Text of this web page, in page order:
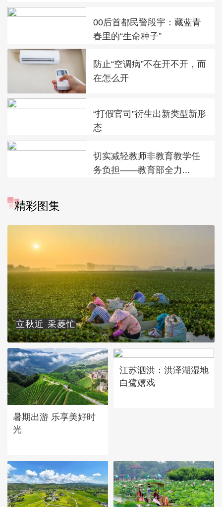
00后首都民警段宇：藏蓝青
春里的“生命种子”
防止“空调病”不在开不开，而
在怎么开
“打假官司”衍生出新类型新形
态
切实减轻教师非教育教学任
务负担——教育部全力...
精彩图集
立秋近 采菱忙
暑期出游 乐享美好时
光
江苏泗洪：洪泽湖湿地
白鹭嬉戏